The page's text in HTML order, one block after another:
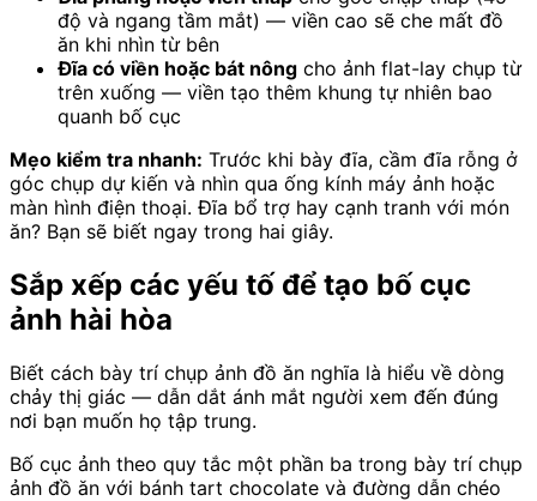
độ và ngang tầm mắt) — viền cao sẽ che mất đồ
ăn khi nhìn từ bên
Đĩa có viền hoặc bát nông cho ảnh flat-lay chụp từ
trên xuống — viền tạo thêm khung tự nhiên bao
quanh bố cục
Mẹo kiểm tra nhanh: Trước khi bày đĩa, cầm đĩa rỗng ở
góc chụp dự kiến và nhìn qua ống kính máy ảnh hoặc
màn hình điện thoại. Đĩa bổ trợ hay cạnh tranh với món
ăn? Bạn sẽ biết ngay trong hai giây.
Sắp xếp các yếu tố để tạo bố cục
ảnh hài hòa
Biết cách bày trí chụp ảnh đồ ăn nghĩa là hiểu về dòng
chảy thị giác — dẫn dắt ánh mắt người xem đến đúng
nơi bạn muốn họ tập trung.
Bố cục ảnh theo quy tắc một phần ba trong bày trí chụp
ảnh đồ ăn với bánh tart chocolate và đường dẫn chéo